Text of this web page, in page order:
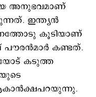
അനുഭവമാണ്
ഇന്ത്യന്‍
കൂടിയാണ്
പൗരന്‍മാര്‍ കണ്ടത്.
കടുത്ത